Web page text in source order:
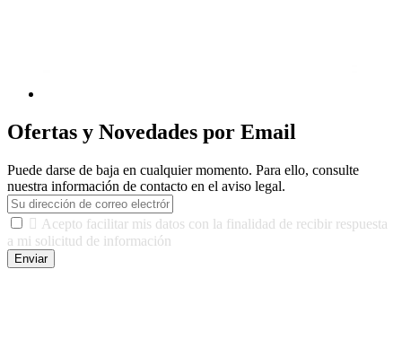
Ofertas y Novedades por Email
Puede darse de baja en cualquier momento. Para ello, consulte
nuestra información de contacto en el aviso legal.
 Acepto facilitar mis datos con la finalidad de recibir respuesta
a mi solicitud de información
Enviar